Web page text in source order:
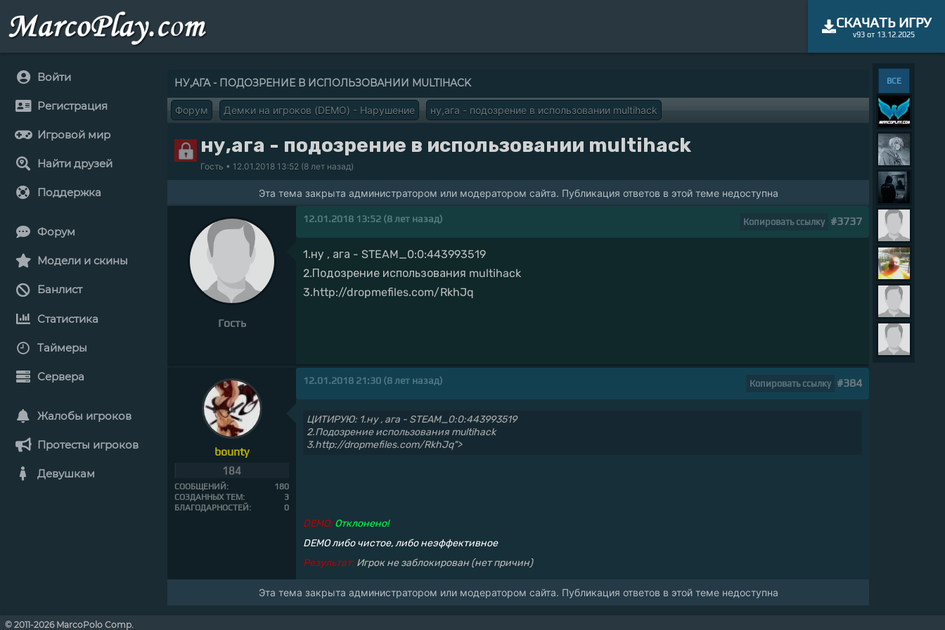
СКАЧАТЬ ИГРУ
v93 от 13.12.2025
Войти
Регистрация
Игровой мир
Найти друзей
Поддержка
Форум
Модели и скины
Банлист
Статистика
Таймеры
Сервера
Жалобы игроков
Протесты игроков
Девушкам
НУ,АГА - ПОДОЗРЕНИЕ В ИСПОЛЬЗОВАНИИ MULTIHACK
Форум Демки на игроков (DEMO) - Нарушение ну,ага - подозрение в использовании multihack
ну,ага - подозрение в использовании multihack
Гость • 12.01.2018 13:52 (8 лет назад)
Эта тема закрыта администратором или модератором сайта. Публикация ответов в этой теме недоступна
Гость
12.01.2018 13:52 (8 лет назад) Копировать ссылку #3737
1.ну , ага - STEAM_0:0:443993519
2.Подозрение использования multihack
3.http://dropmefiles.com/RkhJq
bounty
184
СООБЩЕНИЙ:
180
СОЗДАННЫХ ТЕМ:
3
БЛАГОДАРНОСТЕЙ:
0
12.01.2018 21:30 (8 лет назад) Копировать ссылку #384
ЦИТИРУЮ: 1.ну , ага - STEAM_0:0:443993519
2.Подозрение использования multihack
3.http://dropmefiles.com/RkhJq">
DEMO: Отклонено!
DEMO либо чистое, либо неэффективное
Результат: Игрок не заблокирован (нет причин)
Эта тема закрыта администратором или модератором сайта. Публикация ответов в этой теме недоступна
ВСЕ
© 2011-2026 MarcoPolo Comp.